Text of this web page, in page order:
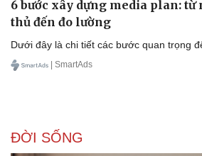
Doanh nghiệp
Vì cộng đồng
6 bước xây dựng media plan: từ
thủ đến đo lường
Dưới đây là chi tiết các bước quan trọng
| SmartAds
ĐỜI SỐNG